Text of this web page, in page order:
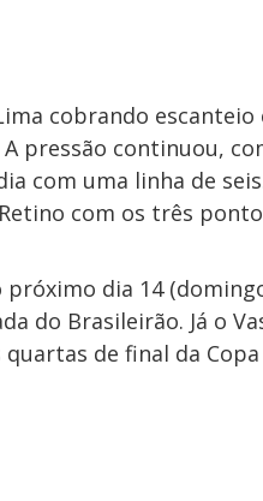
cobrando escanteio
pressão continuou,
com uma linha de
com os três
dia 14
do Brasileirão. Já o
de final da